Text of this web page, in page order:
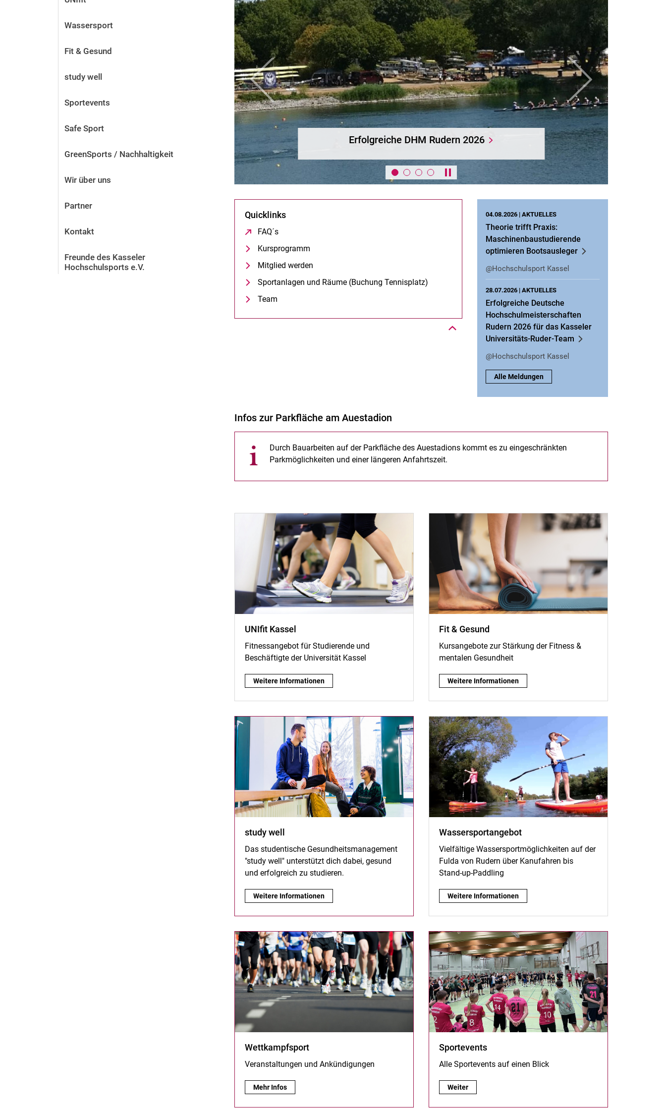
Wassersport
Fit & Gesund
study well
Sportevents
Safe Sport
GreenSports / Nachhaltigkeit
Wir über uns
Partner
Kontakt
Freunde des Kasseler
Hochschulsports e.V.
Karussell anhalten / abspielen
Erfolgreiche DHM Rudern 2026
Aktionstag Sport und Inklusion an der
Kassel
zurück weiter
Quicklinks
FAQ´s
Kursprogramm
Mitglied werden
Sportanlagen und Räume (Buchung Tennisplatz)
Team
04.08.2026 |AKTUELLES
Theorie trifft Praxis:
Maschinenbaustudierende
optimieren Bootsausleger
@Hochschulsport Kassel
28.07.2026 |AKTUELLES
Erfolgreiche Deutsche
Hochschulmeisterschaften
Rudern 2026 für das Kasseler
Universitäts-Ruder-Team
@Hochschulsport Kassel
Alle Meldungen
Infos zur Parkfläche am Auestadion
Durch Bauarbeiten auf der Parkfläche des Auestadions kommt es zu eingeschränkten
Parkmöglichkeiten und einer längeren Anfahrtszeit.
UNIfit Kassel
Fitnessangebot für Studierende und
Beschäftigte der Universität Kassel
UNIfit Kassel:
Weitere Informationen
study well
Das studentische Gesundheitsmanagement
"study well" unterstützt dich dabei, gesund
und erfolgreich zu studieren.
study well:
Weitere Informationen
Wettkampfsport
Veranstaltungen und Ankündigungen
Wettkampfsport:
Mehr Infos
Fit & Gesund
Kursangebote zur Stärkung der Fitness &
mentalen Gesundheit
Fit & Gesund:
Weitere Informationen
Wassersportangebot
Vielfältige Wassersportmöglichkeiten auf der
Fulda von Rudern über Kanufahren bis
Stand-up-Paddling
Wassersportangebot:
Weitere Informationen
Sportevents
Alle Sportevents auf einen Blick
Sportevents:
Weiter